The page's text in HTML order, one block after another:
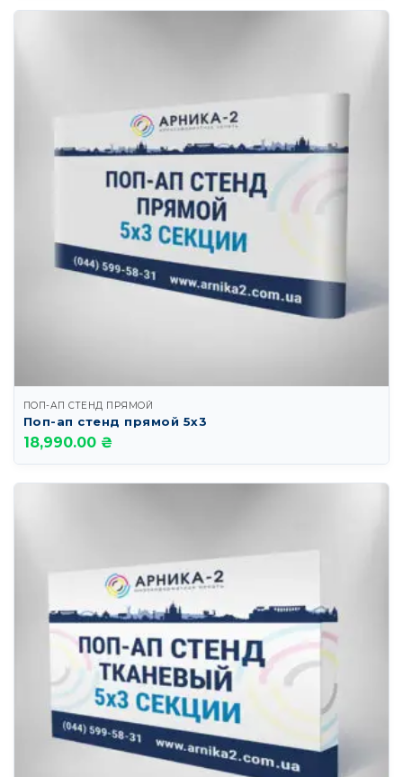
ПОП-АП СТЕНД ПРЯМОЙ
Поп-ап стенд прямой 5х3
18,990.00 ₴